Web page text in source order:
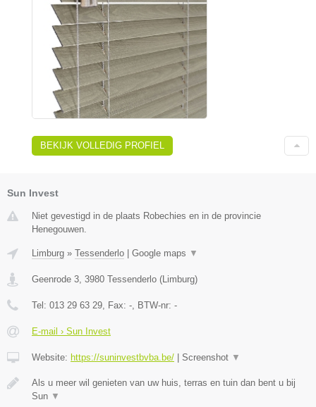
BEKIJK VOLLEDIG PROFIEL
Sun Invest
Niet gevestigd in de plaats Robechies en in de provincie
Henegouwen.
Limburg » Tessenderlo Google maps ▼
Geenrode 3 3980 Tessenderlo ( Limburg)
Tel: 013 29 63 29 , Fax: - , BTW-nr: -
E-mail › Sun Invest
Website: https://suninvestbvba.be/ Screenshot ▼
Als u meer wil genieten van uw huis, terras en tuin dan bent u bij
Sun ▼